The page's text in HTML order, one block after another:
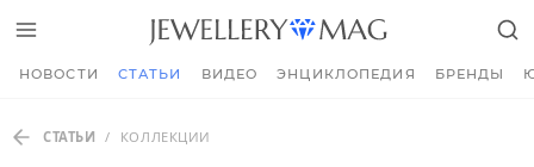
НОВОСТИ СТАТЬИ ВИДЕО ЭНЦИКЛОПЕДИЯ БРЕНДЫ
СТАТЬИ / КОЛЛЕКЦИИ